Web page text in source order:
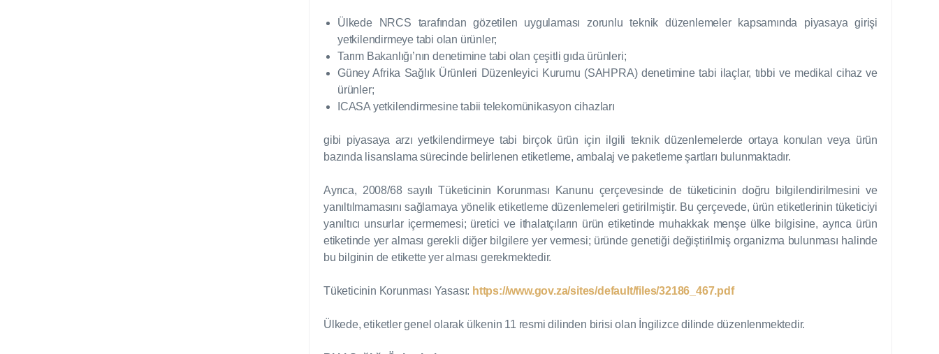
Ülkede NRCS tarafından gözetilen uygulaması zorunlu teknik düzenlemeler kapsamında piyasaya girişi
yetkilendirmeye tabi olan ürünler;
Tarım Bakanlığı’nın denetimine tabi olan çeşitli gıda ürünleri;
Güney Afrika Sağlık Ürünleri Düzenleyici Kurumu (SAHPRA) denetimine tabi ilaçlar, tıbbi ve medikal cihaz ve
ürünler;
ICASA yetkilendirmesine tabii telekomünikasyon cihazları
gibi piyasaya arzı yetkilendirmeye tabi birçok ürün için ilgili teknik düzenlemelerde ortaya konulan veya ürün
bazında lisanslama sürecinde belirlenen etiketleme, ambalaj ve paketleme şartları bulunmaktadır.
Ayrıca, 2008/68 sayılı Tüketicinin Korunması Kanunu çerçevesinde de tüketicinin doğru bilgilendirilmesini ve
yanıltılmamasını sağlamaya yönelik etiketleme düzenlemeleri getirilmiştir. Bu çerçevede, ürün etiketlerinin tüketiciyi
yanıltıcı unsurlar içermemesi; üretici ve ithalatçıların ürün etiketinde muhakkak menşe ülke bilgisine, ayrıca ürün
etiketinde yer alması gerekli diğer bilgilere yer vermesi; üründe genetiği değiştirilmiş organizma bulunması halinde
bu bilginin de etikette yer alması gerekmektedir.
Tüketicinin Korunması Yasası: https://www.gov.za/sites/default/files/32186_467.pdf
Ülkede, etiketler genel olarak ülkenin 11 resmi dilinden birisi olan İngilizce dilinde düzenlenmektedir.